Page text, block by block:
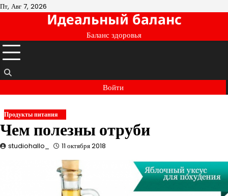
Перейти
Пт, Авг 7, 2026
Идеальный баланс
Баланс здоровья
Войти
Продукты питания
Чем полезны отруби
studiohallo_ 11 октября 2018